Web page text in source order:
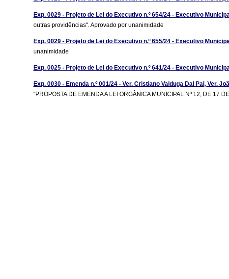
Exp. 0029 - Projeto de Lei do Executivo n.º 654/24 - Executivo
outras providências". Aprovado por unanimidade
Exp. 0029 - Projeto de Lei do Executivo n.º 655/24 - Executivo
unanimidade
Exp. 0025 - Projeto de Lei do Executivo n.º 641/24 - Executivo
Exp. 0030 - Emenda n.º 001/24 - Ver. Cristiano Valduga Dal Pai, Ver.
"PROPOSTA DE EMENDA A LEI ORGÂNICA MUNICIPAL Nº 12, DE